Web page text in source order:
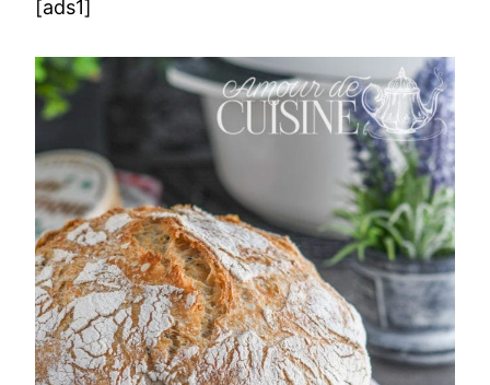
[ads1]